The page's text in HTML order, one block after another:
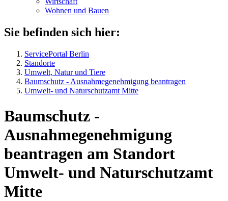
Wohnen und Bauen
Sie befinden sich hier:
ServicePortal Berlin
Standorte
Umwelt, Natur und Tiere
Baumschutz - Ausnahmegenehmigung beantragen
Umwelt- und Naturschutzamt Mitte
Baumschutz -
Ausnahmegenehmigung
beantragen am Standort
Umwelt- und Naturschutzamt
Mitte